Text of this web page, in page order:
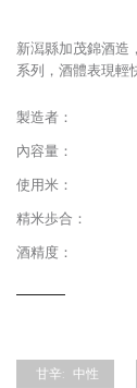
新㵼縣加茂錦酒造
系列，酒體表現輕
製造者：
內容量：
使用米：
精米歩合：
酒精度：
甘辛: 中性